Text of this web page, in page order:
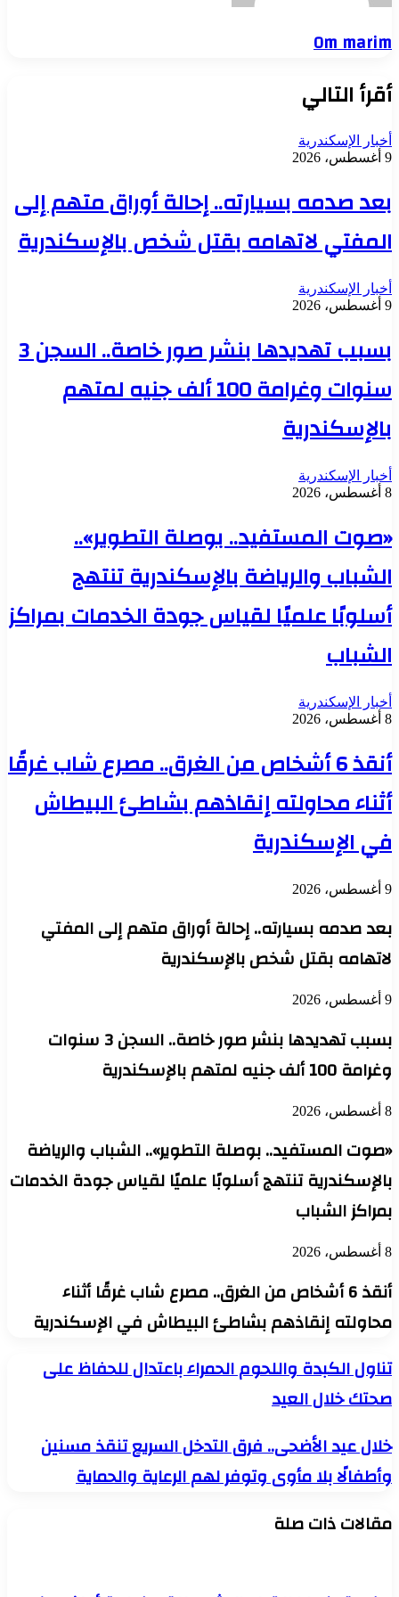
Om marim
أقرأ التالي
أخبار الإسكندرية
9 أغسطس، 2026
بعد صدمه بسيارته.. إحالة أوراق متهم إلى
المفتي لاتهامه بقتل شخص بالإسكندرية
أخبار الإسكندرية
9 أغسطس، 2026
بسبب تهديدها بنشر صور خاصة.. السجن 3
سنوات وغرامة 100 ألف جنيه لمتهم
بالإسكندرية
أخبار الإسكندرية
8 أغسطس، 2026
«صوت المستفيد.. بوصلة التطوير»..
الشباب والرياضة بالإسكندرية تنتهج
أسلوبًا علميًا لقياس جودة الخدمات بمراكز
الشباب
أخبار الإسكندرية
8 أغسطس، 2026
أنقذ 6 أشخاص من الغرق.. مصرع شاب غرقًا
أثناء محاولته إنقاذهم بشاطئ البيطاش
في الإسكندرية
9 أغسطس، 2026
بعد صدمه بسيارته.. إحالة أوراق متهم إلى المفتي
لاتهامه بقتل شخص بالإسكندرية
9 أغسطس، 2026
بسبب تهديدها بنشر صور خاصة.. السجن 3 سنوات
وغرامة 100 ألف جنيه لمتهم بالإسكندرية
8 أغسطس، 2026
«صوت المستفيد.. بوصلة التطوير».. الشباب والرياضة
بالإسكندرية تنتهج أسلوبًا علميًا لقياس جودة الخدمات
بمراكز الشباب
8 أغسطس، 2026
أنقذ 6 أشخاص من الغرق.. مصرع شاب غرقًا أثناء
محاولته إنقاذهم بشاطئ البيطاش في الإسكندرية
تناول
الكبدة
واللحوم
للحفاظ
على
صحتك
العيد
تناول الكبدة واللحوم الحمراء باعتدال للحفاظ على
صحتك خلال العيد
خلال
عيد
الأضحى..
فرق
السريع
خلال عيد الأضحى.. فرق التدخل السريع تنقذ مسنين
وأطفالًا بلا مأوى وتوفر لهم الرعاية والحماية
مقالات ذات صلة